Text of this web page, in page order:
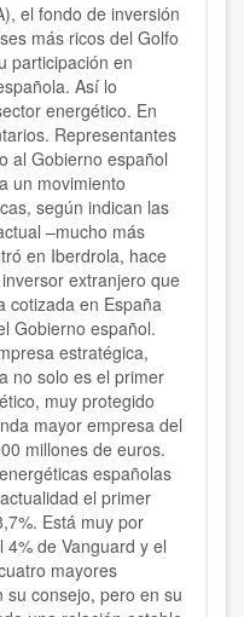
el fondo de inversión
más ricos del Golfo
participación en
Así lo
energético. En
Representantes
al Gobierno español
un movimiento
según indican las
–mucho más
en Iberdrola, hace
extranjero que
cotizada en España
Gobierno español.
estratégica,
no solo es el primer
muy protegido
mayor empresa del
millones de euros.
españolas
el primer
Está muy por
de Vanguard y el
mayores
consejo, pero en su